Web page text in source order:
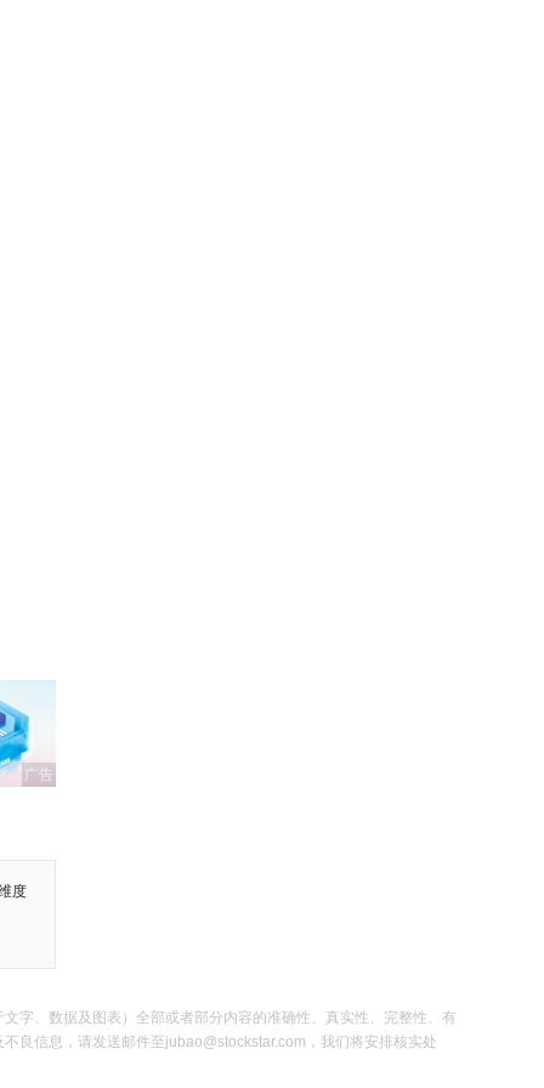
广告
度
字、数据及图表）全部或者部分内容的准确性、真实性、完整性、有
良信息，请发送邮件至jubao@stockstar.com，我们将安排核实处